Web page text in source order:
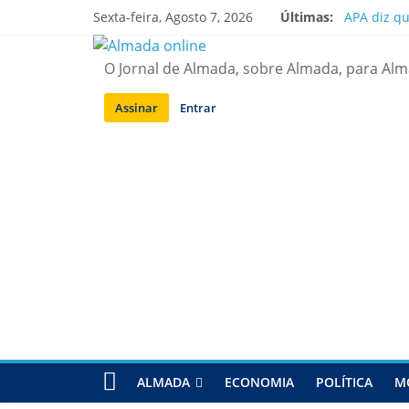
Sexta-feira, Agosto 7, 2026 Últimas:
APA diz
Ponte
Situação
O Jornal de Almada, sobre Almada, para
Assinar Entrar
ALMADA ECONOMIA POLÍTICA